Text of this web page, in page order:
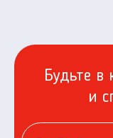
Будьте в
и